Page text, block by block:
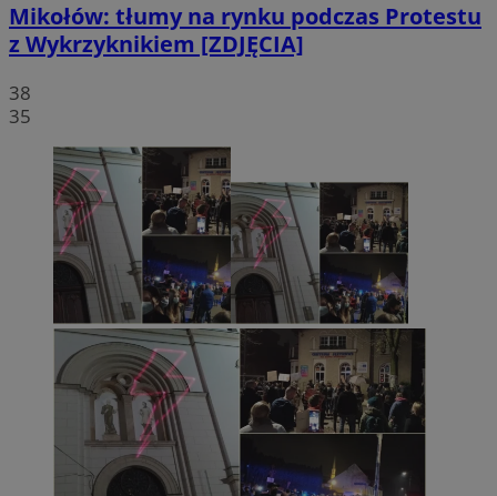
Mikołów: tłumy na rynku podczas Protestu
z Wykrzyknikiem [ZDJĘCIA]
38
35